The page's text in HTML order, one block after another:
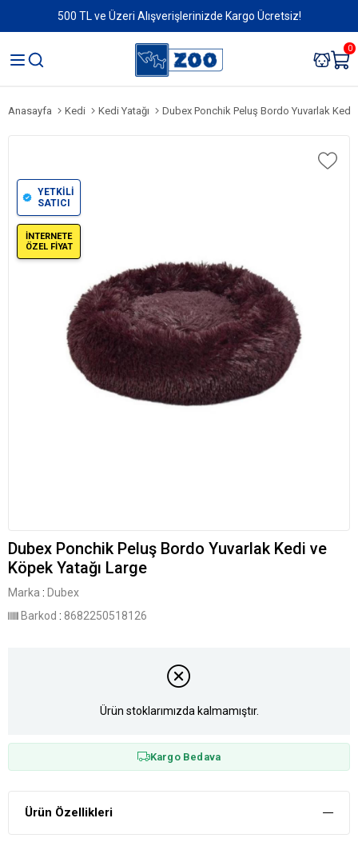
500 TL ve Üzeri Alışverişlerinizde Kargo Ücretsiz!
0
Anasayfa Kedi Kedi Yatağı Dubex Ponchik Peluş Bordo Yuvarlak Kedi ve
YETKİLİ
SATICI
İNTERNETE
ÖZEL FİYAT
Dubex Ponchik Peluş Bordo Yuvarlak Kedi ve
Köpek Yatağı Large
Marka : Dubex
Barkod : 8682250518126
Ürün stoklarımızda kalmamıştır.
Kargo Bedava
Ürün Özellikleri